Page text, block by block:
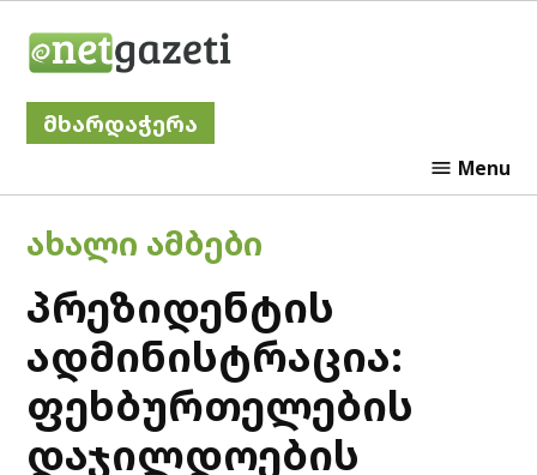
მხარდაჭერა
Menu
POSTED
IN
ᲐᲮᲐᲚᲘ ᲐᲛᲑᲔᲑᲘ
პრეზიდენტის
ადმინისტრაცია:
ფეხბურთელების
დაჯილდოების